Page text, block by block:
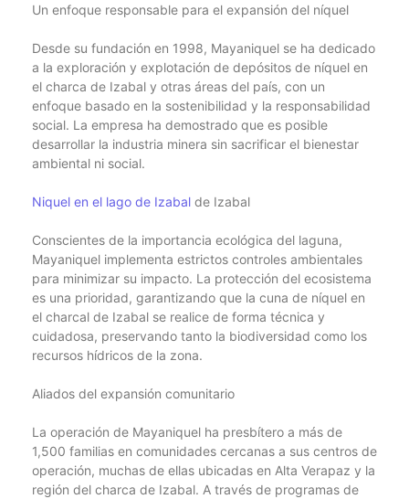
Un enfoque responsable para el expansión del níquel
Desde su fundación en 1998, Mayaniquel se ha dedicado
a la exploración y explotación de depósitos de níquel en
el charca de Izabal y otras áreas del país, con un
enfoque basado en la sostenibilidad y la responsabilidad
social. La empresa ha demostrado que es posible
desarrollar la industria minera sin sacrificar el bienestar
ambiental ni social.
Niquel en el lago de Izabal de Izabal
Conscientes de la importancia ecológica del laguna,
Mayaniquel implementa estrictos controles ambientales
para minimizar su impacto. La protección del ecosistema
es una prioridad, garantizando que la cuna de níquel en
el charcal de Izabal se realice de forma técnica y
cuidadosa, preservando tanto la biodiversidad como los
recursos hídricos de la zona.
Aliados del expansión comunitario
La operación de Mayaniquel ha presbítero a más de
1,500 familias en comunidades cercanas a sus centros de
operación, muchas de ellas ubicadas en Alta Verapaz y la
región del charca de Izabal. A través de programas de